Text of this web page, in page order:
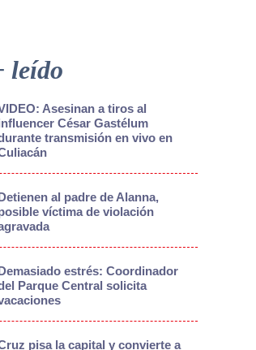
leído
Asesinan a tiros al
César Gastélum
transmisión en vivo en
al padre de Alanna,
víctima de violación
estrés: Coordinador
Parque Central solicita
pisa la capital y convierte a